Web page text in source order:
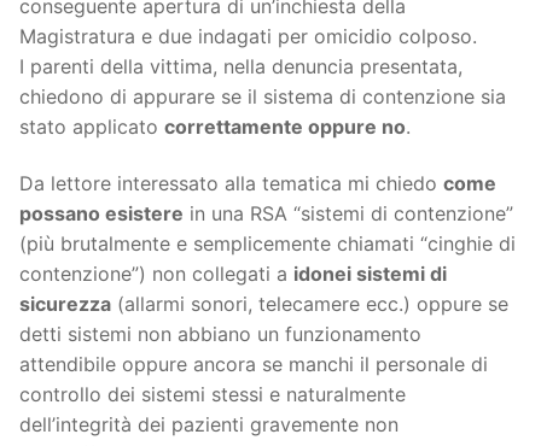
conseguente apertura di un’inchiesta della
Magistratura e due indagati per omicidio colposo.
I parenti della vittima, nella denuncia presentata,
chiedono di appurare se il sistema di contenzione sia
stato applicato correttamente oppure no.
Da lettore interessato alla tematica mi chiedo come
possano esistere in una RSA “sistemi di contenzione”
(più brutalmente e semplicemente chiamati “cinghie di
contenzione”) non collegati a idonei sistemi di
sicurezza (allarmi sonori, telecamere ecc.) oppure se
detti sistemi non abbiano un funzionamento
attendibile oppure ancora se manchi il personale di
controllo dei sistemi stessi e naturalmente
dell’integrità dei pazienti gravemente non